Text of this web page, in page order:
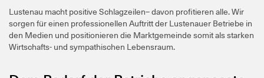
Lustenau macht positive Schlagzeilen– davon profitieren alle. Wir
sorgen für einen professionellen Auftritt der Lustenauer Betriebe in
den Medien und positionieren die Marktgemeinde somit als starken
Wirtschafts- und sympathischen Lebensraum.